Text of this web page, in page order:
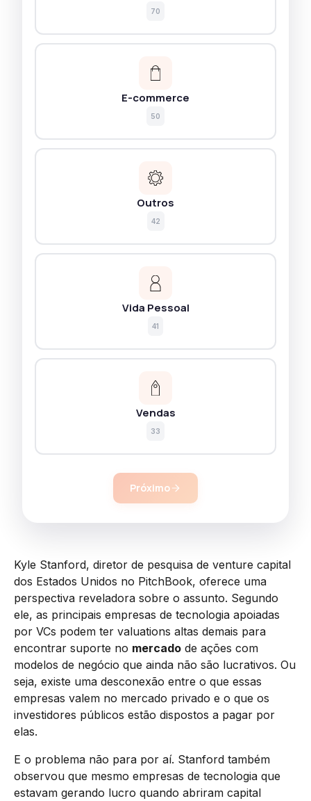
70
E-commerce
50
Outros
42
Vida Pessoal
41
Vendas
33
Próximo
Kyle Stanford, diretor de pesquisa de venture capital
dos Estados Unidos no PitchBook, oferece uma
perspectiva reveladora sobre o assunto. Segundo
ele, as principais empresas de tecnologia apoiadas
por VCs podem ter valuations altas demais para
encontrar suporte no mercado de ações com
modelos de negócio que ainda não são lucrativos. Ou
seja, existe uma desconexão entre o que essas
empresas valem no mercado privado e o que os
investidores públicos estão dispostos a pagar por
elas.
E o problema não para por aí. Stanford também
observou que mesmo empresas de tecnologia que
estavam gerando lucro quando abriram capital